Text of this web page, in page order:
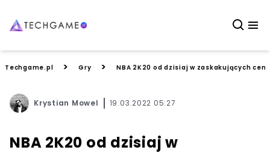
Techgame.pl > Gry > NBA 2K20 od dzisiaj w zaskakujących
Krystian Mowel 19.03.2022 05:27
NBA 2K20 od dzisiaj w